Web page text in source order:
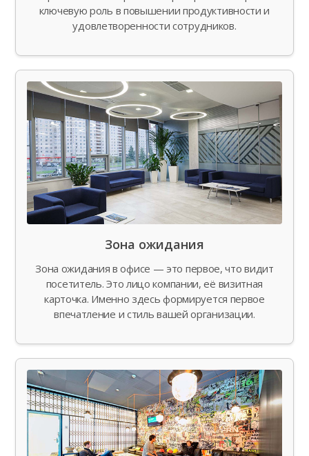
ключевую роль в повышении продуктивности и
удовлетворенности сотрудников.
Зона ожидания
Зона ожидания в офисе — это первое, что видит
посетитель. Это лицо компании, её визитная
карточка. Именно здесь формируется первое
впечатление и стиль вашей организации.